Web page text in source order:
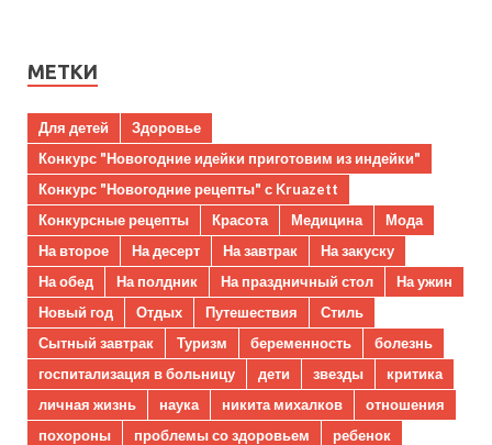
МЕТКИ
Для детей
Здоровье
Конкурс "Новогодние идейки приготовим из индейки"
Конкурс "Новогодние рецепты" с Kruazett
Конкурсные рецепты
Красота Медицина
Мода
На второе
На десерт На завтрак
На закуску
На обед
На полдник На праздничный стол
На ужин
Новый год
Отдых Путешествия
Стиль
Сытный завтрак
Туризм беременность
болезнь
госпитализация в больницу
дети звезды
критика
личная жизнь
наука никита михалков
отношения
похороны
проблемы со здоровьем
ребенок